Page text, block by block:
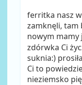
ferritka nasz
zamknęli, tam
nowym mamy
zdórwka Ci
suknia:)
Ci to
nieziemsko